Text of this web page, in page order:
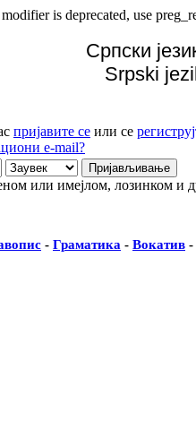
is deprecated, use
Српски
Srpski
пријавите се или се
e-mail?
или имејлом, лозинком и
- Граматика - Вокатив -